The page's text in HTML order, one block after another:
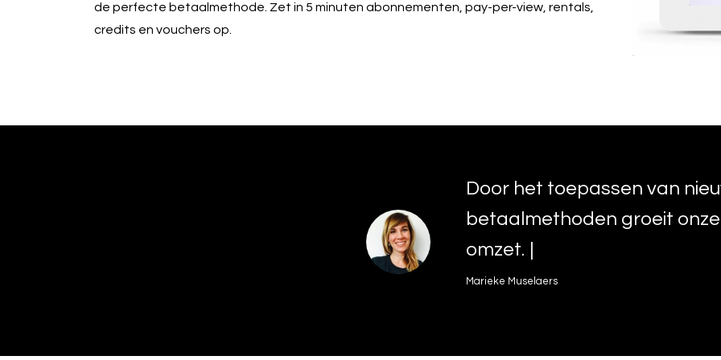
de perfecte betaalmethode. Zet in 5 minuten abonnementen, pay-per-view, rentals,
credits en vouchers op.
Door het toepassen van nieu
betaa methoden groeit onze
omzet.
Marieke Muselaers